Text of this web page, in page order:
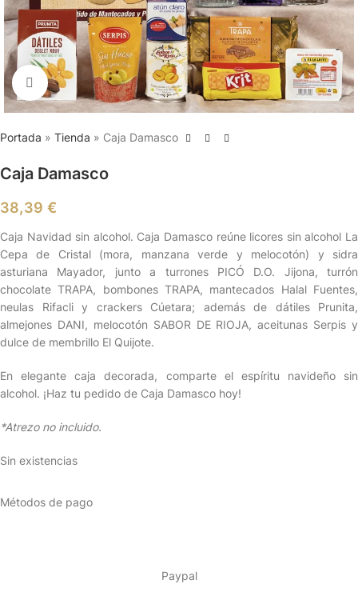
Clic para ampliar
Portada » Tienda » Caja Damasco
Caja Damasco
38,39 €
Caja Navidad sin alcohol. Caja Damasco reúne licores sin alcohol La
Cepa de Cristal (mora, manzana verde y melocotón) y sidra
asturiana Mayador, junto a turrones PICÓ D.O. Jijona, turrón
chocolate TRAPA, bombones TRAPA, mantecados Halal Fuentes,
neulas Rifacli y crackers Cúetara; además de dátiles Prunita,
almejones DANI, melocotón SABOR DE RIOJA, aceitunas Serpis y
dulce de membrillo El Quijote.
En elegante caja decorada, comparte el espíritu navideño sin
alcohol. ¡Haz tu pedido de Caja Damasco hoy!
*Atrezo no incluido.
Sin existencias
Métodos de pago
Paypal